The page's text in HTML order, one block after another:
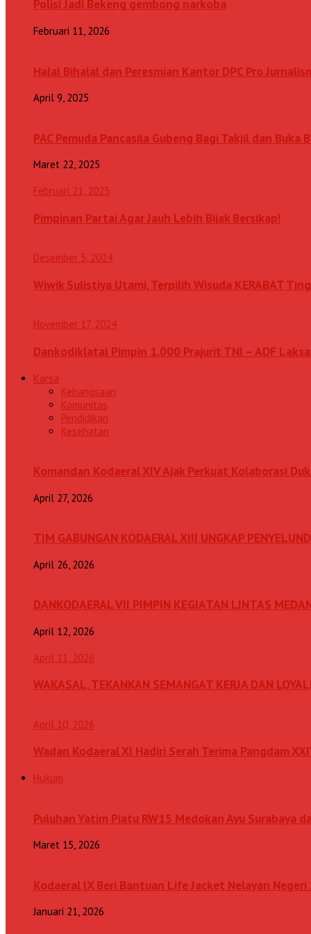
Polisi Jadi Bekeng gembong narkoba
Februari 11, 2026
Halal Bihalal dan Peresmian Kantor DPC Pro
April 9, 2025
PAC Pemuda Pancasila Gubeng Bagi Takjil dan Buka
Maret 22, 2025
Februari 21, 2025
Pimpinan Partai Agar Jauh Lebih Bijak Bersikap!
Desember 5, 2024
Wiwik Sulistiya Utami, Terpilih Wisuda KERABAT
November 17, 2024
Dankodiklatal Pimpin 1.000 Prajurit TNI – ADF
Karsa
Kebangsaan
Komunitas
Pendidikan
Kesehatan
Komandan Kodaeral XIV Ajak Perkuat Kolaborasi
April 27, 2026
TIM GABUNGAN KODAERAL XIII UNGKAP
April 26, 2026
DANKODAERAL VII PIMPIN KEGIATAN LINTAS
April 12, 2026
April 11, 2026
WAKASAL, TEKANKAN SEMANGAT KERJA DAN
April 10, 2026
Wadan Kodaeral XI Hadiri Serah Terima Pangdam
Hukum
Puluhan Yatim Piatu RW15 Medokan Ayu Surabaya
Maret 15, 2026
Kodaeral IX Beri Bantuan Life Jacket Nelayan Negeri
Januari 21, 2026